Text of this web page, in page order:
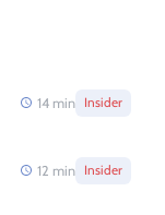
14 min Insider
12 min Insider